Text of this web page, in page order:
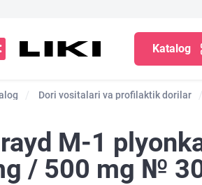
Katalog
Dori vositalari va profilaktik dorilar
M-1
/ 500 mg №